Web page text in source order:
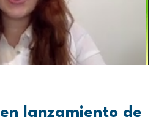
lanzamiento de